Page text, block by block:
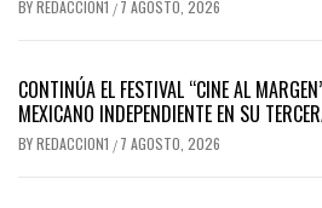
BYREDACCION1 / 7 AGOSTO, 2026
CONTINÚA EL FESTIVAL “CINE AL
MEXICANO INDEPENDIENTE EN SU
BYREDACCION1 / 7 AGOSTO, 2026